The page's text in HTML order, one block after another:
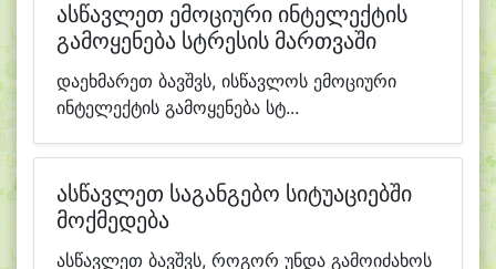
ასწავლეთ ემოციური ინტელექტის
გამოყენება სტრესის მართვაში
დაეხმარეთ ბავშვს, ისწავლოს ემოციური
ინტელექტის გამოყენება სტ...
ასწავლეთ საგანგებო სიტუაციებში
მოქმედება
ასწავლეთ ბავშვს, როგორ უნდა გამოიძახოს